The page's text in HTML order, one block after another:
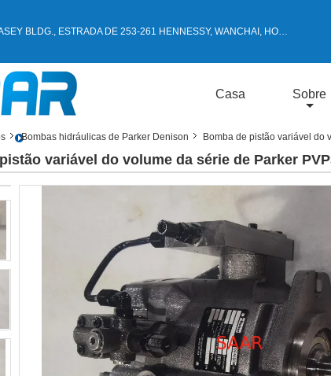
BLDG., ESTRADA DE 253-261 HENNESSY, WANCHAI, HONG KONG
Casa Sobre
Bombas hidráulicas de Parker Denison Bomba de pistão variável do
variável do volume da série de Parker